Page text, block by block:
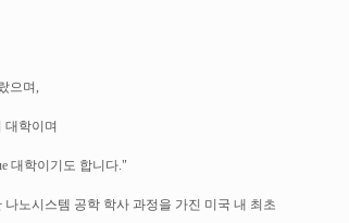
으며,
대학이며
대학이기도 합니다."
나노시스템 공학 학사 과정을 가진 미국 내 최초